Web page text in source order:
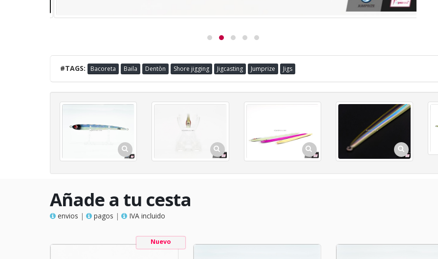
#TAGS: Bacoreta Baila Dentòn Shore jigging Jigcasting Jumprize Jigs
Añade a tu cesta
envios | pagos | IVA incluido
Nuevo